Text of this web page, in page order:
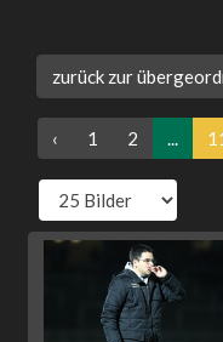
zurück zur
‹ 1 2 ...